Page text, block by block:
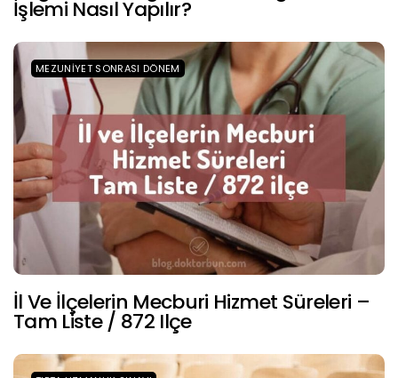
İşlemi Nasıl Yapılır?
MEZUNIYET SONRASI DÖNEM
İl Ve İlçelerin Mecburi Hizmet Süreleri –
Tam Liste / 872 Ilçe